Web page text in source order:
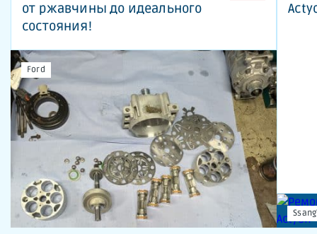
от ржавчины до идеального
состояния!
Ford